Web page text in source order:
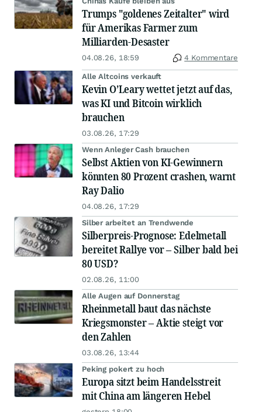
Trumps "goldenes Zeitalter" wird
für Amerikas Farmer zum
Milliarden-Desaster
04.08.26, 18:59 4 Kommentare
Alle Altcoins verkauft
Kevin O’Leary wettet jetzt auf das,
was KI und Bitcoin wirklich
brauchen
03.08.26, 17:29
Wenn Anleger Cash brauchen
Selbst Aktien von KI-Gewinnern
könnten 80 Prozent crashen, warnt
Ray Dalio
04.08.26, 17:29
Silber arbeitet an Trendwende
Silberpreis-Prognose: Edelmetall
bereitet Rallye vor – Silber bald bei
80 USD?
02.08.26, 11:00
Alle Augen auf Donnerstag
Rheinmetall baut das nächste
Kriegsmonster – Aktie steigt vor
den Zahlen
03.08.26, 13:44
Peking pokert zu hoch
Europa sitzt beim Handelsstreit
mit China am längeren Hebel